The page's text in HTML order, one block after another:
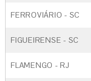
FERROVIÁRIO - SC
FIGUEIRENSE - SC
FLAMENGO - RJ